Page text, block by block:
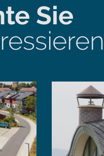
Sie